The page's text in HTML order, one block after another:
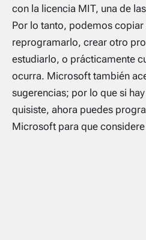
con la licencia MIT, una de
Por lo tanto, podemos
reprogramarlo, crear otro
estudiarlo, o prácticamente
ocurra. Microsoft también
sugerencias; por lo que si
quisiste, ahora puedes
Microsoft para que